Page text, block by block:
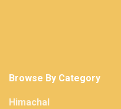
Browse By Category
Himachal